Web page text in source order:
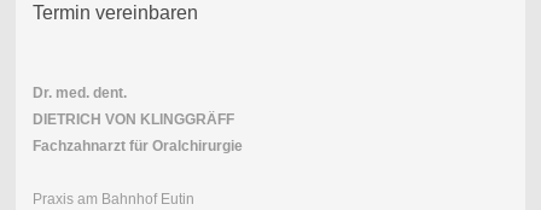
Termin vereinbaren
Dr. med. dent.
DIETRICH VON KLINGGRÄFF
Fachzahnarzt für Oralchirurgie
Praxis am Bahnhof Eutin